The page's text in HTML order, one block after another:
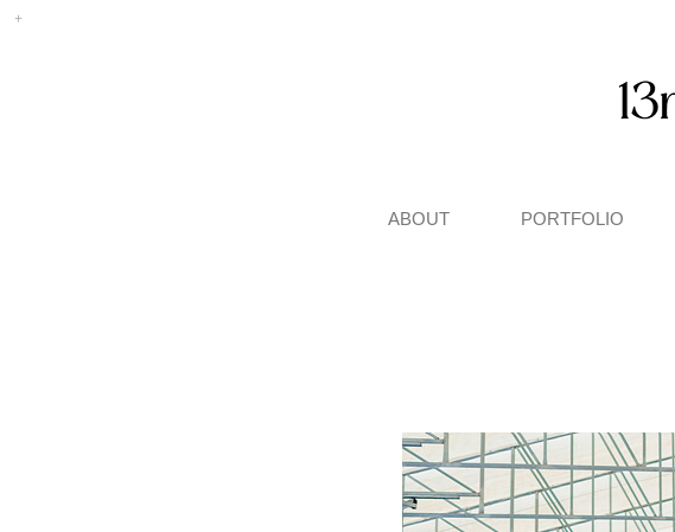
ABOUT PORTFOLIO